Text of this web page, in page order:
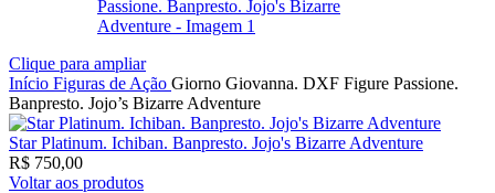
Clique para ampliar
Início Figuras de Ação Giorno Giovanna. DXF Figure Passione.
Banpresto. Jojo’s Bizarre Adventure
Star Platinum. Ichiban. Banpresto. Jojo's Bizarre Adventure
R$ 750,00
Voltar aos produtos